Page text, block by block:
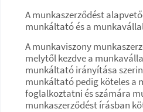
A munkaszerződést
munkáltató és a
A munkaviszony
melytől kezdve a
munkáltató irányítása
munkáltató pedig köteles a
foglalkoztatni és számára
munkaszerződést írásban